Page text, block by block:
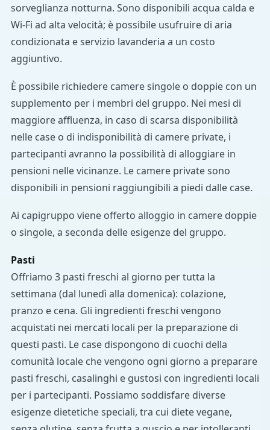
sorveglianza notturna. Sono disponibili acqua calda e
Wi-Fi ad alta velocità; è possibile usufruire di aria
condizionata e servizio lavanderia a un costo
aggiuntivo.
È possibile richiedere camere singole o doppie con un
supplemento per i membri del gruppo. Nei mesi di
maggiore affluenza, in caso di scarsa disponibilità
nelle case o di indisponibilità di camere private, i
partecipanti avranno la possibilità di alloggiare in
pensioni nelle vicinanze. Le camere private sono
disponibili in pensioni raggiungibili a piedi dalle case.
Ai capigruppo viene offerto alloggio in camere doppie
o singole, a seconda delle esigenze del gruppo.
Pasti
Offriamo 3 pasti freschi al giorno per tutta la
settimana (dal lunedì alla domenica): colazione,
pranzo e cena. Gli ingredienti freschi vengono
acquistati nei mercati locali per la preparazione di
questi pasti. Le case dispongono di cuochi della
comunità locale che vengono ogni giorno a preparare
pasti freschi, casalinghi e gustosi con ingredienti locali
per i partecipanti. Possiamo soddisfare diverse
esigenze dietetiche speciali, tra cui diete vegane,